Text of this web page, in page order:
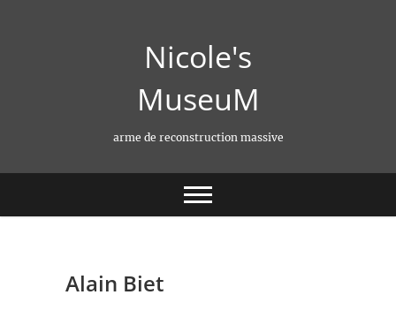
Nicole's
MuseuM
arme de reconstruction massive
Alain Biet